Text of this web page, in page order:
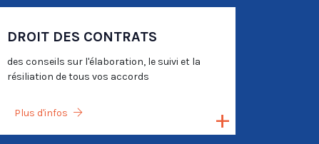
DROIT DES CONTRATS
des conseils sur l'élaboration, le suivi et la
résiliation de tous vos accords
Plus d'infos